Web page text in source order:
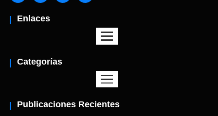
Enlaces
Categorías
Publicaciones Recientes